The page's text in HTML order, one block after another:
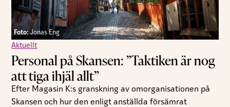
Foto:Jonas Eng
Aktuellt
Personal på Skansen: ”Taktiken är nog
att tiga ihjäl allt”
Efter Magasin K:s granskning av omorganisationen på
Skansen och hur den enligt anställda försämrat